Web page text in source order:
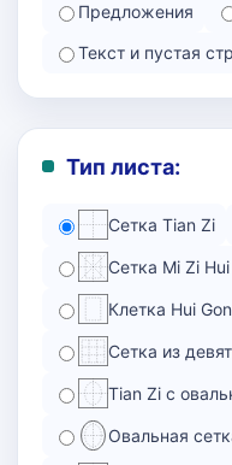
Предложения
Текст и пустая
Тип листа:
Сетка Tian Zi
Сетка Mi Zi
Клетка Hui
Сетка из
Tian Zi с
Овальная